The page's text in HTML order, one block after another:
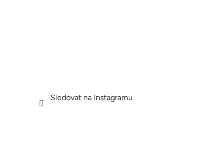
Sledovat na Instagramu